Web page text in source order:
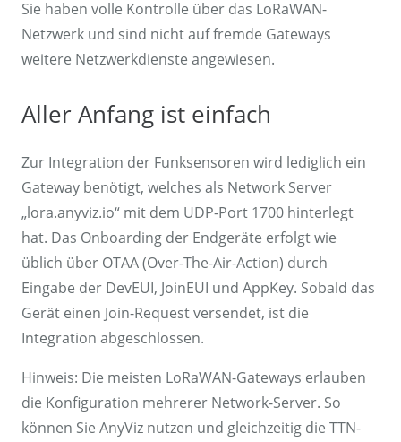
Sie haben volle Kontrolle über das LoRaWAN-
Netzwerk und sind nicht auf fremde Gateways
weitere Netzwerkdienste angewiesen.
Aller Anfang ist einfach
Zur Integration der Funksensoren wird lediglich ein
Gateway benötigt, welches als Network Server
„lora.anyviz.io“ mit dem UDP-Port 1700 hinterlegt
hat. Das Onboarding der Endgeräte erfolgt wie
üblich über OTAA (Over-The-Air-Action) durch
Eingabe der DevEUI, JoinEUI und AppKey. Sobald das
Gerät einen Join-Request versendet, ist die
Integration abgeschlossen.
Hinweis: Die meisten LoRaWAN-Gateways erlauben
die Konfiguration mehrerer Network-Server. So
können Sie AnyViz nutzen und gleichzeitig die TTN-